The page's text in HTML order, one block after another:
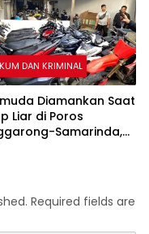
DAN KRIMINAL
Diamankan Saat
Liar di Poros
Samarinda,
Required fields are